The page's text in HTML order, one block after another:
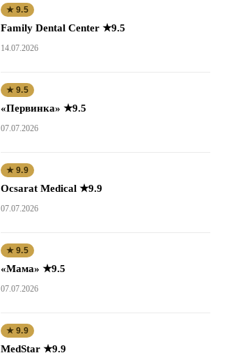
★ 9.5
Family Dental Center ★9.5
14.07.2026
★ 9.5
«Первинка» ★9.5
07.07.2026
★ 9.9
Ocsarat Medical ★9.9
07.07.2026
★ 9.5
«Мама» ★9.5
07.07.2026
★ 9.9
MedStar ★9.9